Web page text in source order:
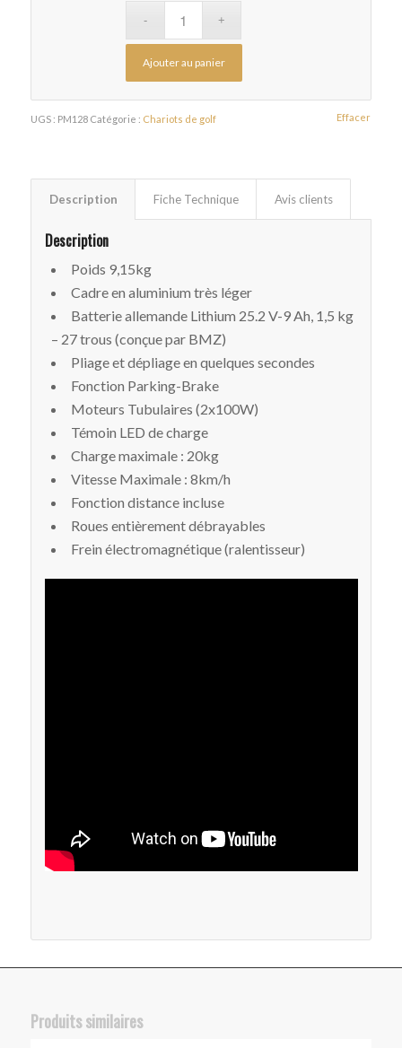
Effacer
Ajouter au panier
UGS : PM128 Catégorie : Chariots de golf
Description Fiche Technique Avis clients
Description
Poids 9,15kg
Cadre en aluminium très léger
Batterie allemande Lithium 25.2 V-9 Ah, 1,5 kg
– 27 trous (conçue par BMZ)
Pliage et dépliage en quelques secondes
Fonction Parking-Brake
Moteurs Tubulaires (2x100W)
Témoin LED de charge
Charge maximale : 20kg
Vitesse Maximale : 8km/h
Fonction distance incluse
Roues entièrement débrayables
Frein électromagnétique (ralentisseur)
Produits similaires